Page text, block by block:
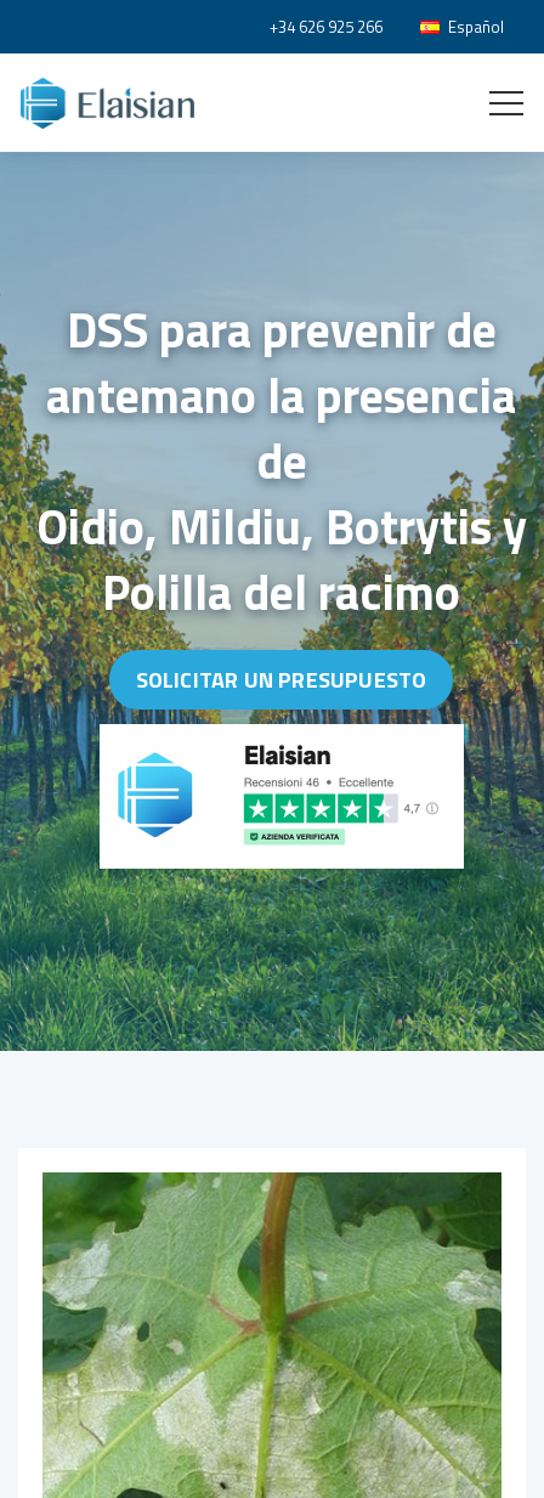
+34 626 925 266 Español
DSS para prevenir de
antemano la presencia
de
Oidio, Mildiu, Botrytis y
Polilla del racimo
SOLICITAR UN PRESUPUESTO